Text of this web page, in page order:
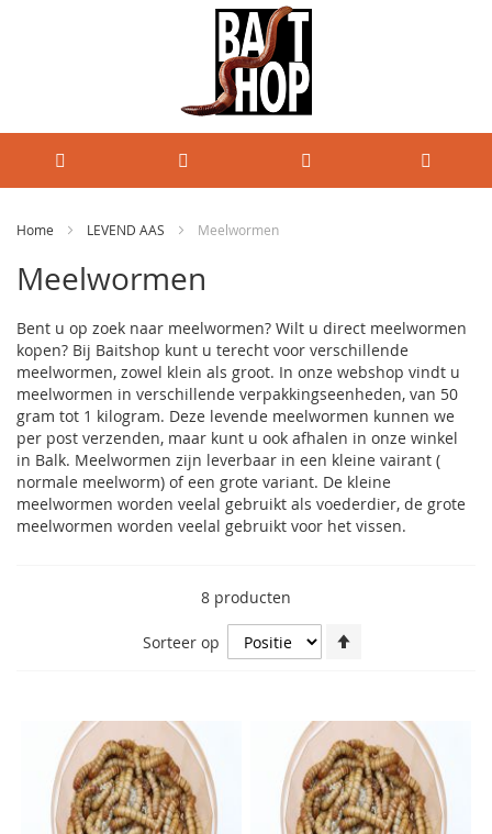
Home LEVEND AAS Meelwormen
Meelwormen
Bent u op zoek naar meelwormen? Wilt u direct meelwormen
kopen? Bij Baitshop kunt u terecht voor verschillende
meelwormen, zowel klein als groot. In onze webshop vindt u
meelwormen in verschillende verpakkingseenheden, van 50
gram tot 1 kilogram. Deze levende meelwormen kunnen we
per post verzenden, maar kunt u ook afhalen in onze winkel
in Balk. Meelwormen zijn leverbaar in een kleine vairant (
normale meelworm) of een grote variant. De kleine
meelwormen worden veelal gebruikt als voederdier, de grote
meelwormen worden veelal gebruikt voor het vissen.
8 producten
Sorteer op
sorteren